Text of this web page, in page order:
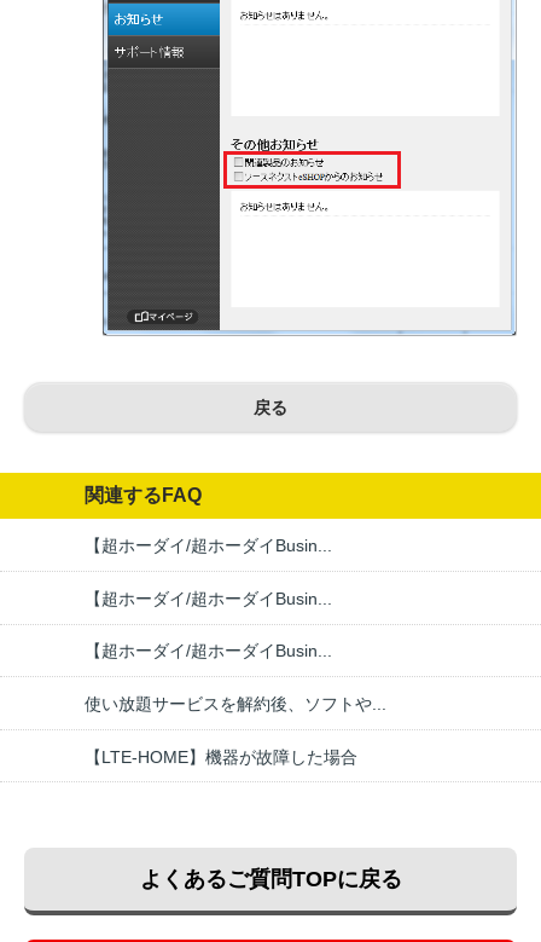
戻る
関連するFAQ
【超ホーダイ/超ホーダイBusin...
【超ホーダイ/超ホーダイBusin...
【超ホーダイ/超ホーダイBusin...
使い放題サービスを解約後、ソフトや...
【LTE-HOME】機器が故障した場合
よくあるご質問TOPに戻る